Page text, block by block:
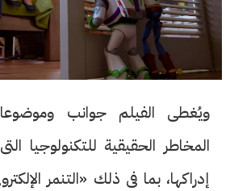
ويُغطى الفيلم جوانب
المخاطر الحقيقية للتكنولوجيا
إدراكها، بما فى ذلك «التنمر